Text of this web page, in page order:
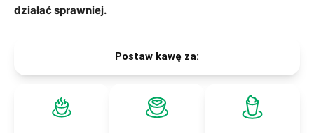
działać sprawniej.
Postaw kawę za: